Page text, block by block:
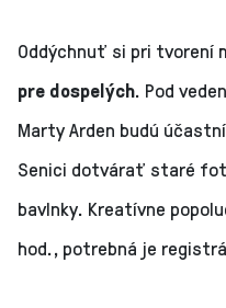
Oddýchnuť si pri tvorení
pre dospelých. Pod
Marty Arden budú
Senici dotvárať staré
bavlnky. Kreatívne
hod., potrebná je